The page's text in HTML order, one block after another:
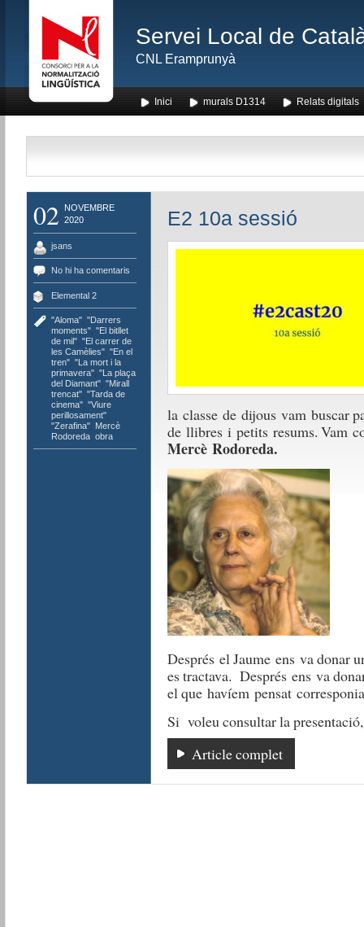
Servei Local de
CNL Eramprunyà
Inici murals D1314 Relats digitals
02
NOVEMBRE
2020
jsans
No hi ha comentaris
Elemental 2
"Aloma", "Darrers
moments", "El bitllet
de mil", "El carrer de
les Camèlies", "En el
tren", "La mort i la
primavera", "La plaça
del Diamant", "Mirall
trencat", "Tarda de
cinema", "Viure
perillosament",
"Zerafina", Mercè
Rodoreda, obra
E2 10a sessió
la classede dijous vambuscar
de llibresi petits resums. Vam
Mercè Rodoreda.
Desprésel Jaume ensva donar
estractava. Després ensva
el que havíem pensat corresponia
Si voleu consultar la
Article complet